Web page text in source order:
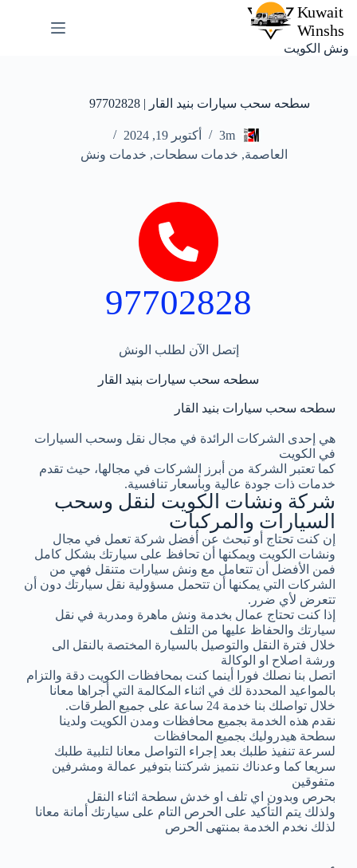
ونش الكويت
سطحه سحب سيارات بنيد القار | 97702828
3m
أكتوبر 19, 2024
العاصمة, خدمات سطحات, خدمات ونش
97702828
إتصل الآن لطلب الونش
سطحه سحب سيارات بنيد القار
سطحه سحب سيارات بنيد القار
هي إحدى الشركات الرائدة في مجال نقل وسحب السيارات
في الكويت
كما تعتبر الشركة من أبرز الشركات في مجالها، حيث تقدم
خدمات ذات جودة عالية وبأسعار تنافسية.
شركة ونشات الكويت لنقل وسحب
السيارات والمركبات
إن كنت تحتاج أو تبحث عن أفضل شركة تعمل في مجال
ونشات الكويت ويمكنها أن تحافظ على سيارتك بشكل كامل
فمن الأفضل أن تتعامل مع ونش سيارات متنقل فهي من
الشركات التي يمكنها أن تتحمل مسؤولية نقل سيارتك دون أن
تتعرض لأي ضرر.
إذا كنت تحتاج عمال بخدمة ونش ماهرة ومدربة في نقل
سيارتك والحفاظ عليها من التلف
خلال فترة النقل والتوصيل بالسيارة المختصة بالنقل الى
ورشة اصلاح او الوكالة
اتصل بنا نصلك فورا أينما كنت بمحافظات الكويت دقة والتزام
بالمواعيد المحددة لك في اثناء المكالمة التي أجراها معانا
خلال تواصلك بنا خدمة 24 ساعة على جميع الطرقات.
نقدم هذه الخدمة بجميع محافظات ومدن الكويت ولدينا
سطحة هيدروليك بجميع المحافظات
لسرعة تنفيذ طلبك بعد إجراء التواصل معانا لتلبية طلبك
سريعا كما وعدناك نتميز شركتنا بتوفير عمالة ومشرفين
متفوقين
بحرص وبدون اي تلف او خدش سطحة اثناء النقل
ولذلك يتم التأكيد على الحرص التام على سيارتك أمانة معانا
لذلك نخدم الخدمة بمنتهى الحرص